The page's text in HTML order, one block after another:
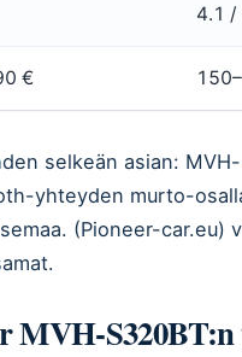
4.1 /
€
selkeän asian:
yhteyden murto-
(Pioneer-car.eu)
MVH-